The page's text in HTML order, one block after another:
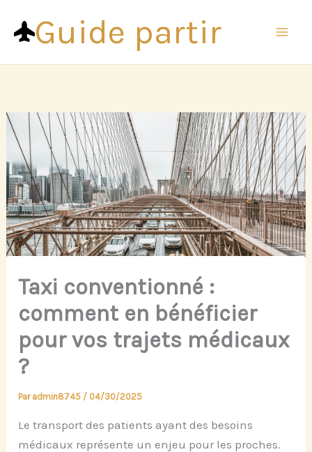
contenuGuide partir
Taxi conventionné :
comment en bénéficier
pour vos trajets médicaux
?
Par admin8745 / 04/30/2025
Le transport des patients ayant des besoins
médicaux représente un enjeu pour les proches.